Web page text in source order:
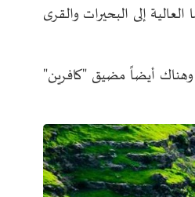
إلى البحيرات والقرى
15 كلم إلى الشمال من "بدرة"، وهناك أيضاً مضيق "كافرين"